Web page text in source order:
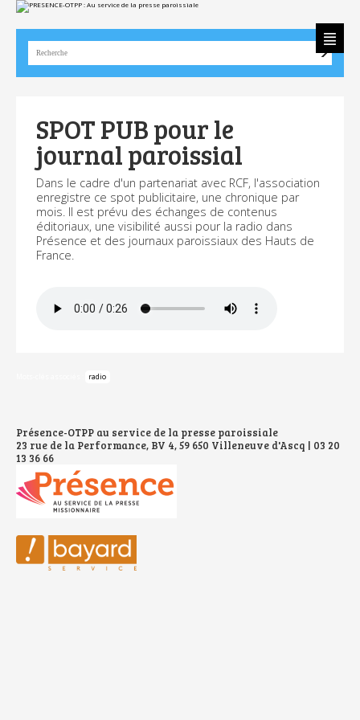
Aller
au
|
Aller
navigation
Outils
personnels
SPOT PUB pour le
journal paroissial
Dans le cadre d'un partenariat avec RCF, l'association
enregistre ce spot publicitaire, une chronique par
mois. Il est prévu des échanges de contenus
éditoriaux, une visibilité aussi pour la radio dans
Présence et des journaux paroissiaux des Hauts de
France.
radio
Présence-OTPP au service de la presse paroissiale
23 rue de la Performance, BV 4, 59 650 Villeneuve d'Ascq | 03 20
13 36 66